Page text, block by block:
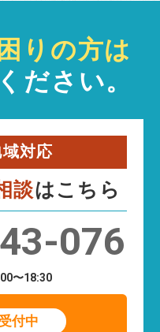
りの方は
ださい。
対応
談はこちら
076
〜18:30
付中